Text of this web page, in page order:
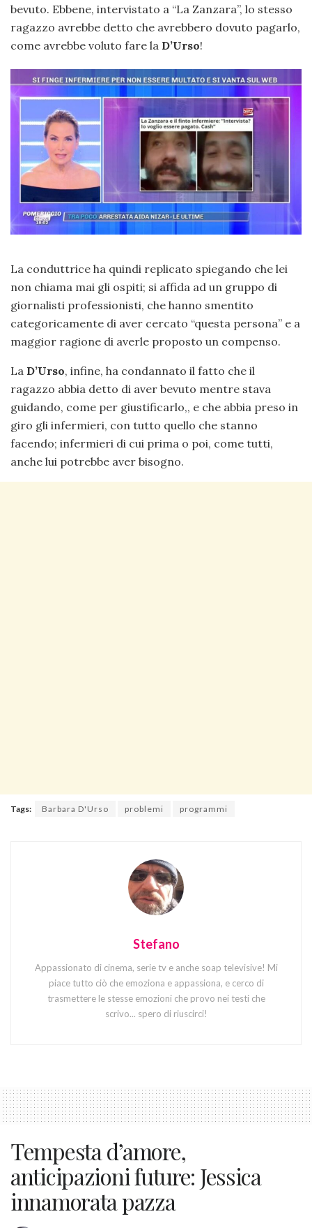
bevuto. Ebbene, intervistato a “La Zanzara”, lo stesso
ragazzo avrebbe detto che avrebbero dovuto pagarlo,
come avrebbe voluto fare la D’Urso!
La conduttrice ha quindi replicato spiegando che lei
non chiama mai gli ospiti; si affida ad un gruppo di
giornalisti professionisti, che hanno smentito
categoricamente di aver cercato “questa persona” e a
maggior ragione di averle proposto un compenso.
La D’Urso, infine, ha condannato il fatto che il
ragazzo abbia detto di aver bevuto mentre stava
guidando, come per giustificarlo,, e che abbia preso in
giro gli infermieri, con tutto quello che stanno
facendo; infermieri di cui prima o poi, come tutti,
anche lui potrebbe aver bisogno.
Tags: Barbara D'Urso problemi programmi
Stefano
Appassionato di cinema, serie tv e anche soap televisive! Mi
piace tutto ciò che emoziona e appassiona, e cerco di
trasmettere le stesse emozioni che provo nei testi che
scrivo... spero di riuscirci!
Tempesta d’amore,
anticipazioni future: Jessica
innamorata pazza